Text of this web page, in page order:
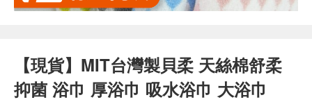
【現貨】MIT台灣製貝柔 天絲棉舒柔
抑菌 浴巾 厚浴巾 吸水浴巾 大浴巾